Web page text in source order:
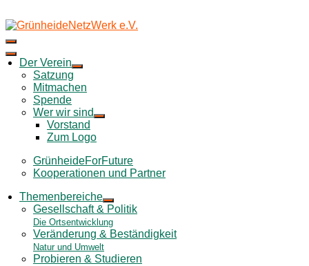
to
Der Verein
Satzung
Mitmachen
Spende
Wer wir sind
Vorstand
Zum Logo
GrünheideForFuture
Kooperationen und Partner
Themenbereiche
Gesellschaft & Politik
Die Ortsentwicklung
Veränderung & Beständigkeit
Natur und Umwelt
Probieren & Studieren